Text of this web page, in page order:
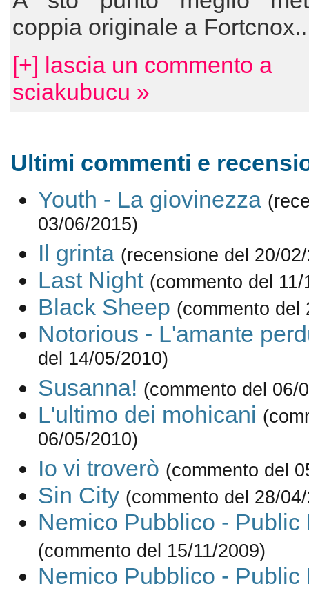
coppia originale a
[+] lascia un commento a
sciakubucu »
Ultimi commenti e
Youth - La giovinezza
03/06/2015)
Il grinta (recensione del 20/
Last Night (commento del 11/
Black Sheep (commento del
Notorious - L'amante
del 14/05/2010)
Susanna! (commento del 06/
L'ultimo dei mohicani
06/05/2010)
Io vi troverò (commento del
Sin City (commento del 28/
Nemico Pubblico - Public
(commento del 15/11/2009)
Nemico Pubblico - Public